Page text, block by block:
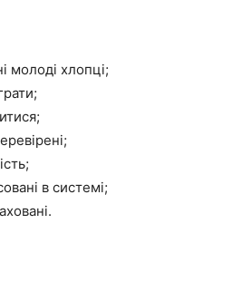
молоді хлопці;
в системі;